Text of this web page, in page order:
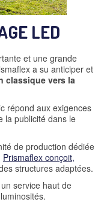
LED
et une grande
a su anticiper et
classique vers la
répond aux exigences
la publicité dans le
de production dédiée
Prismaflex conçoit,
structures adaptées.
service haut de